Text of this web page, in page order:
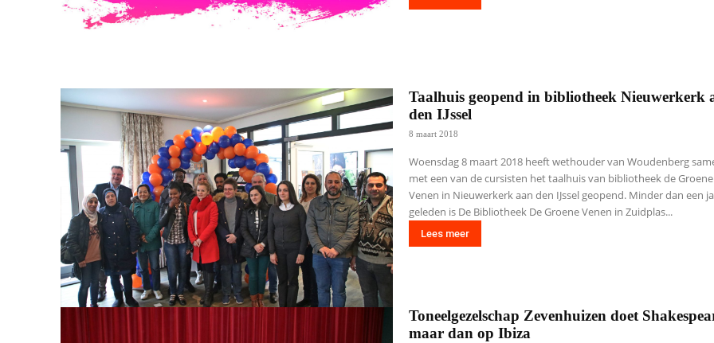
Taalhuis geopend in bibliotheek Nieuwerkerk
den IJssel
8 maart 2018
Woensdag 8 maart 2018 heeft wethouder van Woudenberg
met een van de cursisten het taalhuis van bibliotheek de Groene
Venen in Nieuwerkerk aan den IJssel geopend. Minder dan een
geleden is De Bibliotheek De Groene Venen in Zuidplas...
Lees meer
Toneelgezelschap Zevenhuizen doet
maar dan op Ibiza